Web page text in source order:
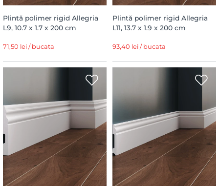
Plintă polimer rigid Allegria
L9, 10.7 x 1.7 x 200 cm
71,50 lei / bucata
Plintă polimer rigid Allegria
L11, 13.7 x 1.9 x 200 cm
93,40 lei / bucata